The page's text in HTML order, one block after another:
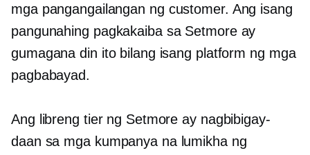
mga pangangailangan ng customer. Ang isang
pangunahing pagkakaiba sa Setmore ay
gumagana din ito bilang isang platform ng mga
pagbabayad.
Ang libreng tier ng Setmore ay nagbibigay-
daan sa mga kumpanya na lumikha ng